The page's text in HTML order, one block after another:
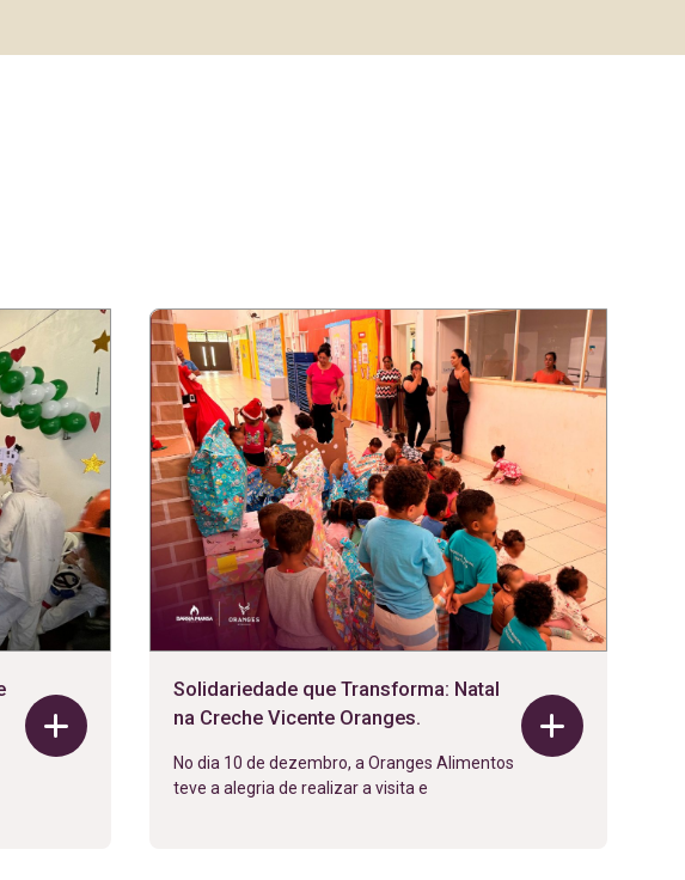
Solidariedade que Transforma: Natal
na Creche Vicente Oranges.
No dia 10 de dezembro, a Oranges Alimentos
teve a alegria de realizar a visita e